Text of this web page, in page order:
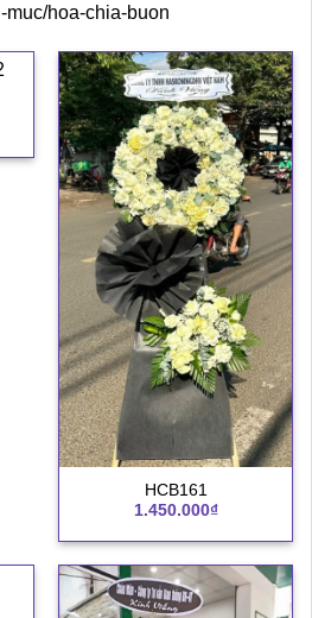
muc/hoa-chia-buon
HCB161
1.450.000₫